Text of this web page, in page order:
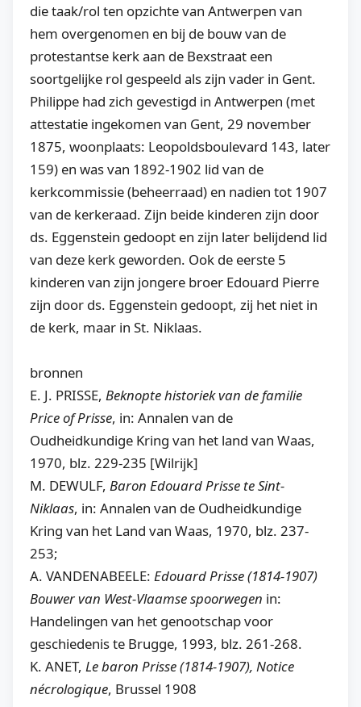
die taak/rol ten opzichte van Antwerpen van
hem overgenomen en bij de bouw van de
protestantse kerk aan de Bexstraat een
soortgelijke rol gespeeld als zijn vader in Gent.
Philippe had zich gevestigd in Antwerpen (met
attestatie ingekomen van Gent, 29 november
1875, woonplaats: Leopoldsboulevard 143, later
159) en was van 1892-1902 lid van de
kerkcommissie (beheerraad) en nadien tot 1907
van de kerkeraad. Zijn beide kinderen zijn door
ds. Eggenstein gedoopt en zijn later belijdend lid
van deze kerk geworden. Ook de eerste 5
kinderen van zijn jongere broer Edouard Pierre
zijn door ds. Eggenstein gedoopt, zij het niet in
de kerk, maar in St. Niklaas.
bronnen
E. J. PRISSE, Beknopte historiek van de familie
Price of Prisse, in: Annalen van de
Oudheidkundige Kring van het land van Waas,
1970, blz. 229-235 [Wilrijk]
M. DEWULF, Baron Edouard Prisse te Sint-
Niklaas, in: Annalen van de Oudheidkundige
Kring van het Land van Waas, 1970, blz. 237-
253;
A. VANDENABEELE: Edouard Prisse (1814-1907)
Bouwer van West-Vlaamse spoorwegen in:
Handelingen van het genootschap voor
geschiedenis te Brugge, 1993, blz. 261-268.
K. ANET, Le baron Prisse (1814-1907), Notice
nécrologique, Brussel 1908